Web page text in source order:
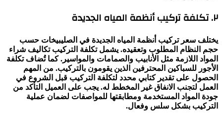
٢. تكلفة تركيب أنظمة المياه الجديدة
يختلف سعر تركيب أنظمة المياه الجديدة في الصليبيخات حسب
حجم النظام المطلوب وتعقيده. يشمل تكلفة التركيب تكاليف شراء
المواد اللازمة مثل الأنابيب والصمامات والمواسير. كما تُضاف تكلفة
الأجور للسباكين المحترفين الذين يقومون بالتركيب. من المهم
الحصول على تقدير كتابي محدد لتكلفة التركيب قبل الشروع في
العمل لتجنب الانفاق غير المخطط له. يجب على العميل التأكد من
جودة المواد المستخدمة ومطابقتها للمواصفات لضمان عملية
التركيب بشكل سلس وفعال.